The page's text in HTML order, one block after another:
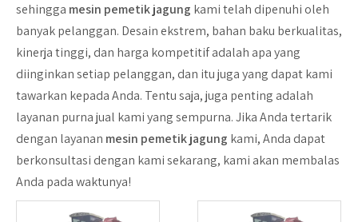
sehingga mesin pemetik jagung kami telah dipenuhi oleh
banyak pelanggan. Desain ekstrem, bahan baku berkualitas,
kinerja tinggi, dan harga kompetitif adalah apa yang
diinginkan setiap pelanggan, dan itu juga yang dapat kami
tawarkan kepada Anda. Tentu saja, juga penting adalah
layanan purna jual kami yang sempurna. Jika Anda tertarik
dengan layanan mesin pemetik jagung kami, Anda dapat
berkonsultasi dengan kami sekarang, kami akan membalas
Anda pada waktunya!